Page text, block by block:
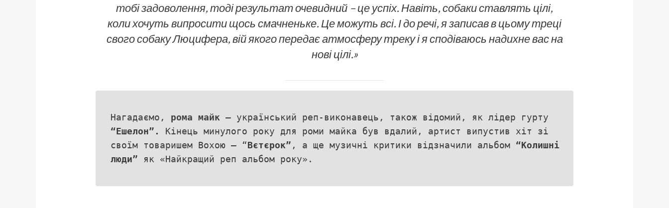
тобі задоволення, тоді результат очевидний – це успіх. Навіть, собаки ставлять цілі,
коли хочуть випросити щось смачненьке. Це можуть всі. І до речі, я записав в цьому треці
свого собаку Люцифера, вій якого передає атмосферу треку і я сподіваюсь надихне вас на
нові цілі.»
Нагадаємо, рома майк – український реп-виконавець, також відомий, як лідер гурту
“Ешелон”.
Кінець минулого року для роми майка був вдалий, артист випустив хіт зі
своїм товаришем Вохою – “Вєтєрок” , а ще музичні критики відзначили альбом “Колишні
люди” як «Найкращий реп альбом року».